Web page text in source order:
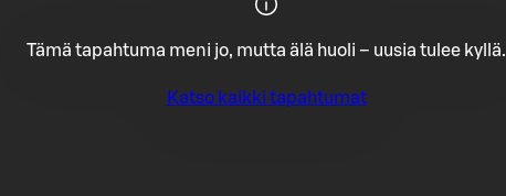
Tämä tapahtuma meni jo, mutta älä huoli – uusia tulee kyllä.
Katso kaikki tapahtumat